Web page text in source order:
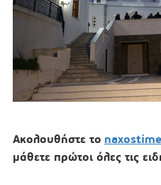
Ακολουθήστε το
μάθετε πρώτοι όλες τις